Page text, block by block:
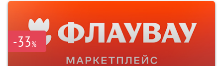
-33%